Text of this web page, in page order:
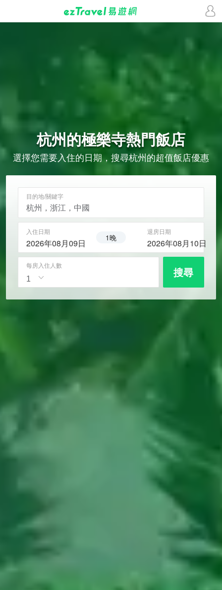
杭州的極樂寺熱門飯店
選擇您需要入住的日期，搜尋杭州的超值飯店優惠
目的地/關鍵字
入住日期
2026年08月09日 1晚
退房日期
2026年08月10日
每房入住人數 搜尋